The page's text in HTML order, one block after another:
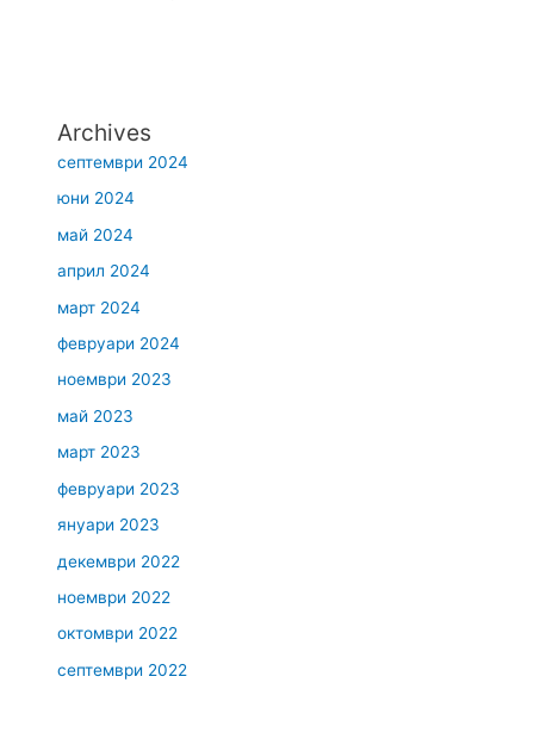
Archives
септември 2024
юни 2024
май 2024
април 2024
март 2024
февруари 2024
ноември 2023
май 2023
март 2023
февруари 2023
януари 2023
декември 2022
ноември 2022
октомври 2022
септември 2022